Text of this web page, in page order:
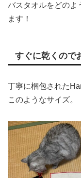
バスタオルをどのよ
ます！
すぐに乾くので
丁寧に梱包された
このようなサイズ。